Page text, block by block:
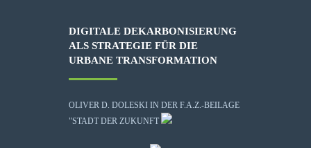
DIGITALE DEKARBONISIERUNG
ALS STRATEGIE FÜR DIE
URBANE TRANSFORMATION
OLIVER D. DOLESKI IN DER F.A.Z.-BEILAGE
"STADT DER ZUKUNFT